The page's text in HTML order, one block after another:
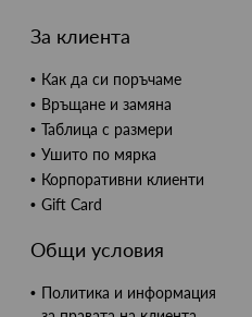
За клиента
Как да си поръчаме
Връщане и замяна
Таблица с размери
Ушито по мярка
Корпоративни клиенти
Gift Card
Общи условия
Политика и информация